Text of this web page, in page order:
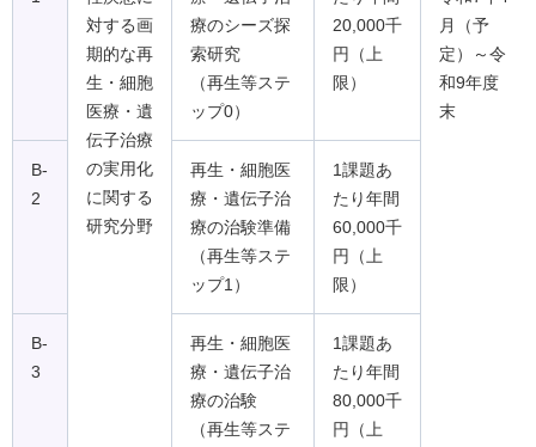
対する画
期的な再
生・細胞
医療・遺
伝子治療
の実用化
に関する
研究分野
療のシーズ探
索研究
（再生等ステ
ップ0）
20,000千
円（上
限）
月（予
定）～令
和9年度
末
B-
2
再生・細胞医
療・遺伝子治
療の治験準備
（再生等ステ
ップ1）
1課題あ
たり年間
60,000千
円（上
限）
B-
3
再生・細胞医
療・遺伝子治
療の治験
（再生等ステ
1課題あ
たり年間
80,000千
円（上